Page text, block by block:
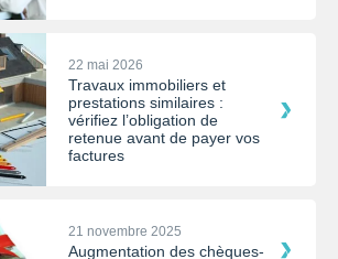
22 mai 2026
Travaux immobiliers et
prestations similaires :
vérifiez l’obligation de
retenue avant de payer vos
factures
21 novembre 2025
Augmentation des chèques-